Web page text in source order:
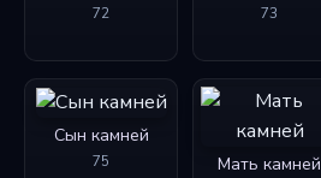
72 73
Сын камней
75 Мать камней